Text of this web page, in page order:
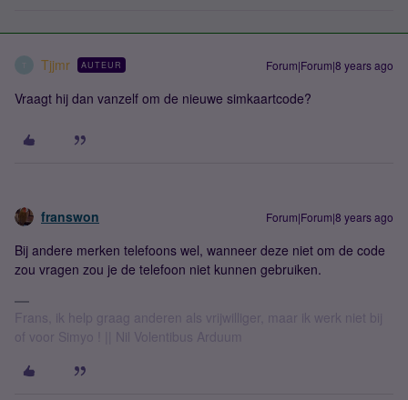
T Tjjmr AUTEUR Forum|Forum|8 years ago
Vraagt hij dan vanzelf om de nieuwe simkaartcode?
franswon Forum|Forum|8 years ago
Bij andere merken telefoons wel, wanneer deze niet om de code
zou vragen zou je de telefoon niet kunnen gebruiken.
Frans, ik help graag anderen als vrijwilliger, maar ik werk niet bij
of voor Simyo ! || Nil Volentibus Arduum